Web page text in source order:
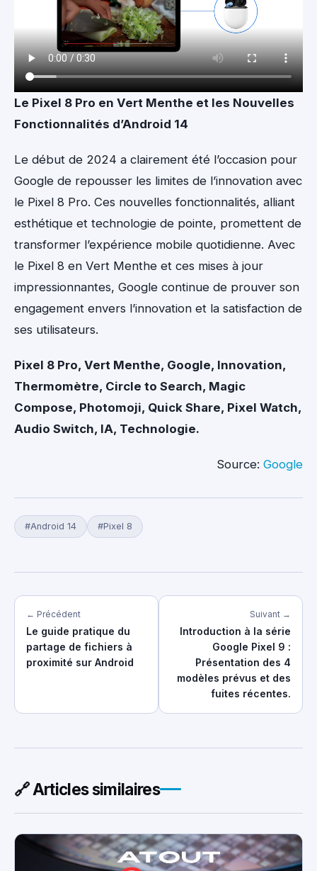
Le Pixel 8 Pro en Vert Menthe et les Nouvelles
Fonctionnalités d’Android 14
Le début de 2024 a clairement été l’occasion pour
Google de repousser les limites de l’innovation avec
le Pixel 8 Pro. Ces nouvelles fonctionnalités, alliant
esthétique et technologie de pointe, promettent de
transformer l’expérience mobile quotidienne. Avec
le Pixel 8 en Vert Menthe et ces mises à jour
impressionnantes, Google continue de prouver son
engagement envers l’innovation et la satisfaction de
ses utilisateurs.
Pixel 8 Pro, Vert Menthe, Google, Innovation,
Thermomètre, Circle to Search, Magic
Compose, Photomoji, Quick Share, Pixel Watch,
Audio Switch, IA, Technologie.
Source: Google
#Android 14 #Pixel 8
← Précédent
Le guide pratique du
partage de fichiers à
proximité sur Android
Suivant →
Introduction à la série
Google Pixel 9 :
Présentation des 4
modèles prévus et des
fuites récentes.
🔗 Articles similaires